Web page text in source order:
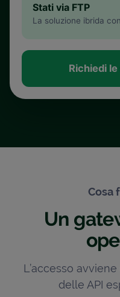
Stati via FTP
La soluzione ibrida
Richiedi
Cosa
Un
L’accesso
delle API